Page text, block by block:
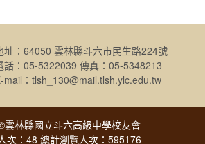
址：64050 雲林縣斗六市民生路224號
話：05-5322039 傳真：05-5348213
mail：tlsh_130@mail.tlsh.ylc.edu.tw
雲林縣國立斗六高級中學校友會
次：48 總計瀏覽人次：595176